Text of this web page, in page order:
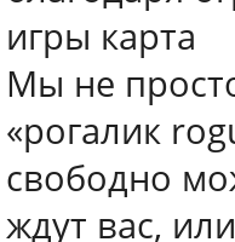
игры карта
Мы не
«рогалик
свободно
ждут вас,